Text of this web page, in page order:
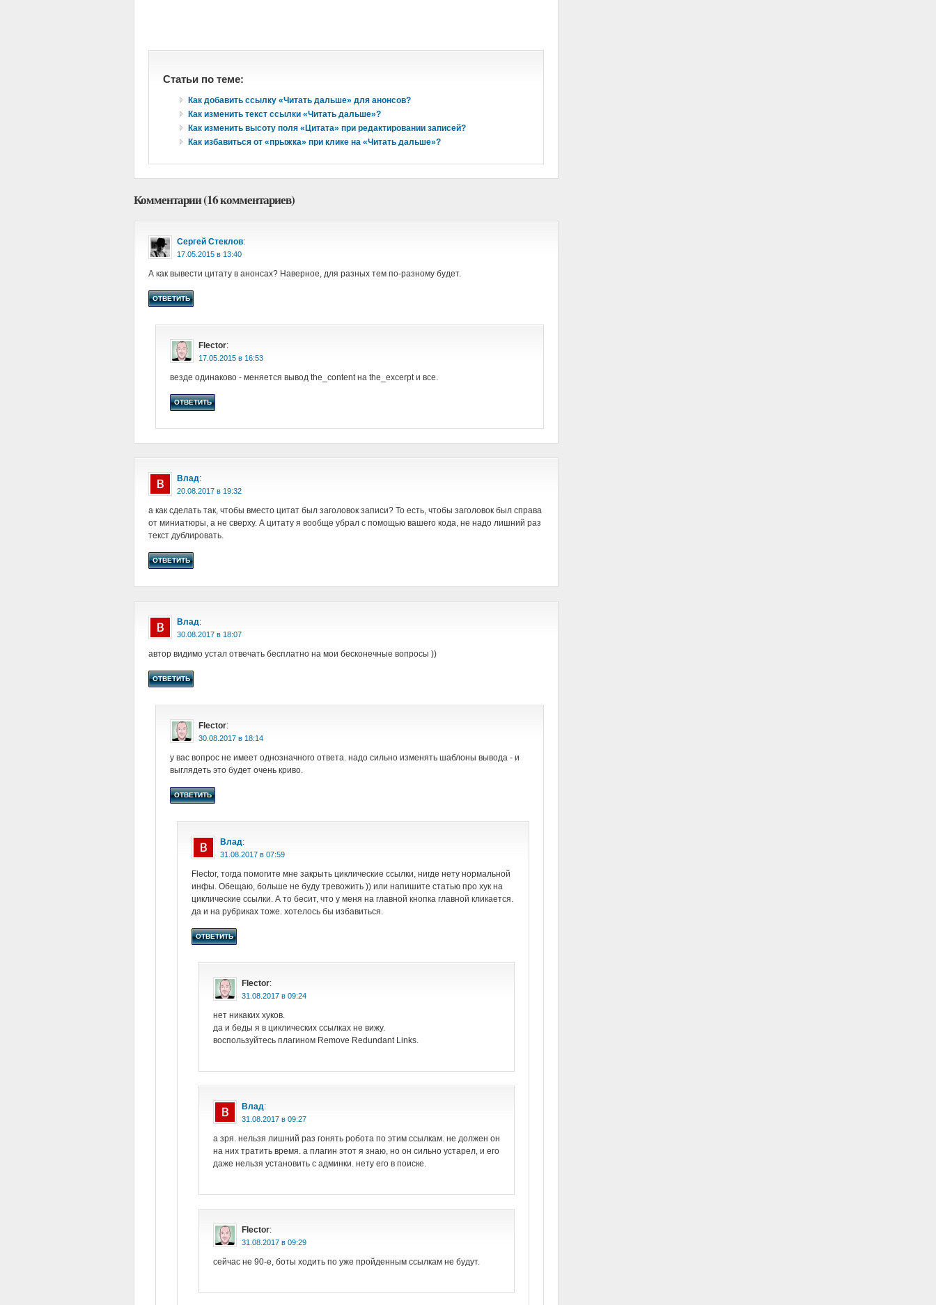
Статьи по теме:
Как добавить ссылку «Читать дальше» для анонсов?
Как изменить текст ссылки «Читать дальше»?
Как изменить высоту поля «Цитата» при редактировании записей?
Как избавиться от «прыжка» при клике на «Читать дальше»?
Комментарии (16 комментариев)
Сергей Стеклов:
в
А как вывести цитату в анонсах? Наверное, для разных тем по-разному будет.
ОТВЕТИТЬ
Flector:
в
везде одинаково - меняется вывод the_content на the_excerpt и все.
ОТВЕТИТЬ
Влад:
в
а как сделать так, чтобы вместо цитат был заголовок записи? То есть, чтобы заголовок был справа
от миниатюры, а не сверху. А цитату я вообще убрал с помощью вашего кода, не надо лишний раз
текст дублировать.
ОТВЕТИТЬ
Влад:
в
автор видимо устал отвечать бесплатно на мои бесконечные вопросы ))
ОТВЕТИТЬ
Flector:
в
у вас вопрос не имеет однозначного ответа. надо сильно изменять шаблоны вывода - и
выглядеть это будет очень криво.
ОТВЕТИТЬ
Влад:
в
Flector, тогда помогите мне закрыть циклические ссылки, нигде нету нормальной
инфы. Обещаю, больше не буду тревожить )) или напишите статью про хук на
циклические ссылки. А то бесит, что у меня на главной кнопка главной кликается.
да и на рубриках тоже. хотелось бы избавиться.
ОТВЕТИТЬ
Flector:
в
нет никаких хуков.
да и беды я в циклических ссылках не вижу.
воспользуйтесь плагином Remove Redundant Links.
Влад:
в
а зря. нельзя лишний раз гонять робота по этим ссылкам. не должен он
на них тратить время. а плагин этот я знаю, но он сильно устарел, и его
даже нельзя установить с админки. нету его в поиске.
Flector:
в
сейчас не 90-е, боты ходить по уже пройденным ссылкам не будут.